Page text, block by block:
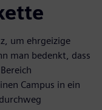
um ehrgeizige
man bedenkt, dass
Campus in ein